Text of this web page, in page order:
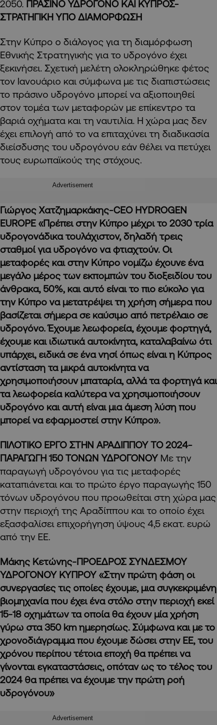
2050. ΠΡΑΣΙΝΟ ΥΔΡΟΓΟΝΟ ΚΑΙ ΚΥΠΡΟΣ-
ΣΤΡΑΤΗΓΙΚΗ ΥΠΟ ΔΙΑΜΟΡΦΩΣΗ
Στην Κύπρο ο διάλογος για τη διαμόρφωση
Εθνικής Στρατηγικής για το υδρογόνο έχει
ξεκινήσει. Σχετική μελέτη ολοκληρώθηκε φέτος
τον Ιανουάριο και σύμφωνα με τις διαπιστώσεις
το πράσινο υδρογόνο μπορεί να αξιοποιηθεί
στον τομέα των μεταφορών με επίκεντρο τα
βαριά οχήματα και τη ναυτιλία. Η χώρα μας δεν
έχει επιλογή από το να επιταχύνει τη διαδικασία
διείσδυσης του υδρογόνου εάν θέλει να πετύχει
τους ευρωπαϊκούς της στόχους.
Advertisement
Γιώργος Χατζημαρκάκης-CEO HYDROGEN
EUROPE «Πρέπει στην Κύπρο μέχρι το 2030 τρία
υδρογονάδικα τουλάχιστον, δηλαδή τρεις
σταθμοί για υδρογόνο να φτιαχτούν. Οι
μεταφορές και στην Κύπρο νομίζω έχουνε ένα
μεγάλο μέρος των εκπομπών του διοξειδίου του
άνθρακα, 50%, και αυτό είναι το πιο εύκολο για
την Κύπρο να μετατρέψει τη χρήση σήμερα που
βασίζεται σήμερα σε καύσιμο από πετρέλαιο σε
υδρογόνο. Έχουμε λεωφορεία, έχουμε φορτηγά,
έχουμε και ιδιωτικά αυτοκίνητα, καταλαβαίνω ότι
υπάρχει, ειδικά σε ένα νησί όπως είναι η Κύπρος
αντίσταση τα μικρά αυτοκίνητα να
χρησιμοποιήσουν μπαταρία, αλλά τα φορτηγά και
τα λεωφορεία καλύτερα να χρησιμοποιήσουν
υδρογόνο και αυτή είναι μια άμεση λύση που
μπορεί να εφαρμοστεί στην Κύπρο».
ΠΙΛΟΤΙΚΟ ΕΡΓΟ ΣΤΗΝ ΑΡΑΔΙΠΠΟΥ ΤΟ 2024-
ΠΑΡΑΓΩΓΗ 150 ΤΟΝΩΝ ΥΔΡΟΓΟΝΟΥΜε την
παραγωγή υδρογόνου για τις μεταφορές
καταπιάνεται και το πρώτο έργο παραγωγής 150
τόνων υδρογόνου που προωθείται στη χώρα μας
στην περιοχή της Αραδίππου και το οποίο έχει
εξασφαλίσει επιχορήγηση ύψους 4,5 εκατ. ευρώ
από την ΕΕ.
Μάκης Κετώνης-ΠΡΟΕΔΡΟΣ ΣΥΝΔΕΣΜΟΥ
ΥΔΡΟΓΟΝΟΥ ΚΥΠΡΟΥ «Στην πρώτη φάση οι
συνεργασίες τις οποίες έχουμε, μια συγκεκριμένη
βιομηχανία που έχει ένα στόλο στην περιοχή εκεί
15-18 οχημάτων τα οποία θα έχουν μία χρήση
γύρω στα 350 km ημερησίως. Σύμφωνα και με το
χρονοδιάγραμμα που έχουμε δώσει στην ΕΕ, του
χρόνου περίπου τέτοια εποχή θα πρέπει να
γίνονται εγκαταστάσεις, οπόταν ως το τέλος του
2024 θα πρέπει να έχουμε την πρώτη ροή
υδρογόνου»
Advertisement